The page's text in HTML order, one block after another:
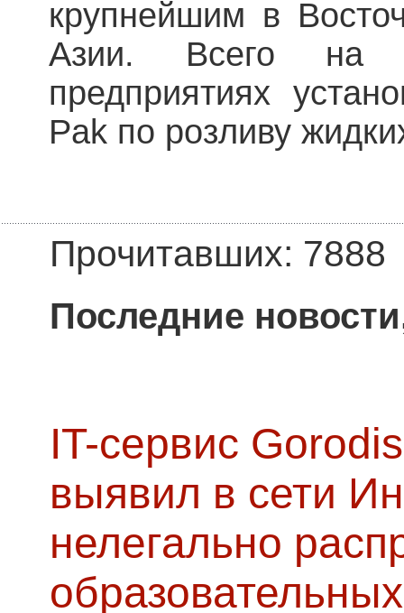
крупнейшим в
Азии. Всего на
предприятиях
Pak по розливу
Прочитавших: 7888
Последние
IT-сервис
выявил в сети
нелегально